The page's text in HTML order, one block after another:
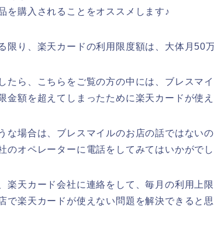
を購入されることをオススメします♪
限り、楽天カードの利用限度額は、大体月50
たら、こちらをご覧の方の中には、ブレスマ
金額を超えてしまったために楽天カードが使
な場合は、ブレスマイルのお店の話ではない
のオペレーターに電話をしてみてはいかがでし
楽天カード会社に連絡をして、毎月の利用上
で楽天カードが使えない問題を解決できると思